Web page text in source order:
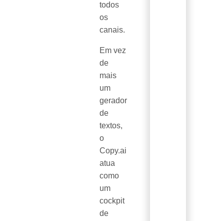
todos
os
canais.
Em vez
de
mais
um
gerador
de
textos,
o
Copy.ai
atua
como
um
cockpit
de